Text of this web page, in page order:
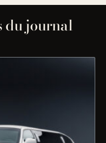
du journal